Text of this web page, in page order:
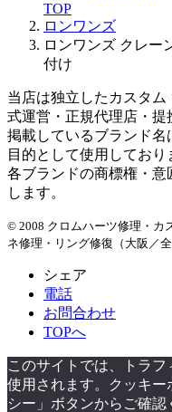
TOP
ロンワンズ
ロンワンズ クレー
付け
当店は独立したカスタ
式運営・正規代理店・提
掲載しているブランド
目的として使用しており
各ブランドの商標権・
します。
© 2008 クロムハーツ修理・カ
ネ修理・リング修復（大阪／全
シェア
電話
お問合わせ
TOPへ
このサイトでは、トラ
使用されます。クッキー
シー」ボタンからご確